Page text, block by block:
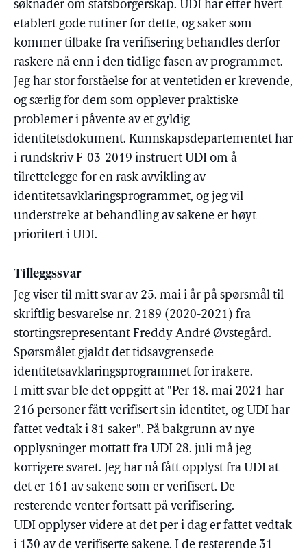
søknader om statsborgerskap. UDI har etter hvert
etablert gode rutiner for dette, og saker som
kommer tilbake fra verifisering behandles derfor
raskere nå enn i den tidlige fasen av programmet.
Jeg har stor forståelse for at ventetiden er krevende,
og særlig for dem som opplever praktiske
problemer i påvente av et gyldig
identitetsdokument. Kunnskapsdepartementet har
i rundskriv F-03-2019 instruert UDI om å
tilrettelegge for en rask avvikling av
identitetsavklaringsprogrammet, og jeg vil
understreke at behandling av sakene er høyt
prioritert i UDI.
Tilleggssvar
Jeg viser til mitt svar av 25. mai i år på spørsmål til
skriftlig besvarelse nr. 2189 (2020-2021) fra
stortingsrepresentant Freddy André Øvstegård.
Spørsmålet gjaldt det tidsavgrensede
identitetsavklaringsprogrammet for irakere.
I mitt svar ble det oppgitt at "Per 18. mai 2021 har
216 personer fått verifisert sin identitet, og UDI har
fattet vedtak i 81 saker". På bakgrunn av nye
opplysninger mottatt fra UDI 28. juli må jeg
korrigere svaret. Jeg har nå fått opplyst fra UDI at
det er 161 av sakene som er verifisert. De
resterende venter fortsatt på verifisering.
UDI opplyser videre at det per i dag er fattet vedtak
i 130 av de verifiserte sakene. I de resterende 31